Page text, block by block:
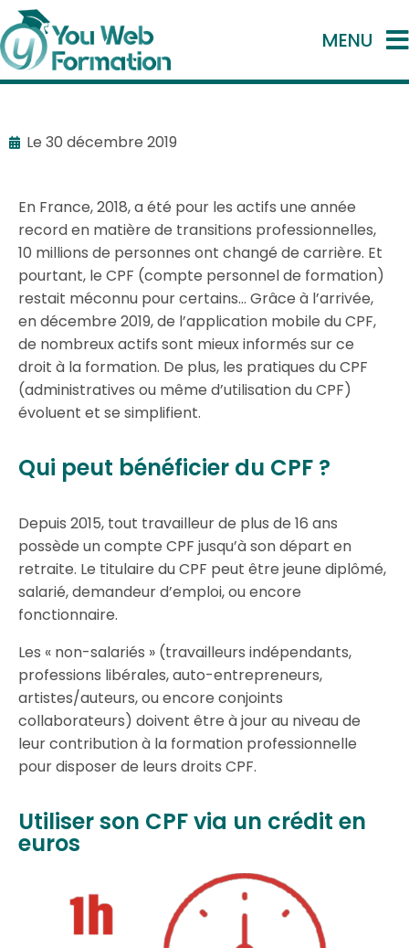
MENU
Le 30 décembre 2019
En France, 2018, a été pour les actifs une année
record en matière de transitions professionnelles,
10 millions de personnes ont changé de carrière. Et
pourtant, le CPF (compte personnel de formation)
restait méconnu pour certains… Grâce à l’arrivée,
en décembre 2019, de l’application mobile du CPF,
de nombreux actifs sont mieux informés sur ce
droit à la formation. De plus, les pratiques du CPF
(administratives ou même d’utilisation du CPF)
évoluent et se simplifient.
Qui peut bénéficier du CPF ?
Depuis 2015, tout travailleur de plus de 16 ans
possède un compte CPF jusqu’à son départ en
retraite. Le titulaire du CPF peut être jeune diplômé,
salarié, demandeur d’emploi, ou encore
fonctionnaire.
Les « non-salariés » (travailleurs indépendants,
professions libérales, auto-entrepreneurs,
artistes/auteurs, ou encore conjoints
collaborateurs) doivent être à jour au niveau de
leur contribution à la formation professionnelle
pour disposer de leurs droits CPF.
Utiliser son CPF via un crédit en
euros